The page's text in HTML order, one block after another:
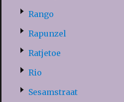
Rango
Rapunzel
Ratjetoe
Rio
Sesamstraat